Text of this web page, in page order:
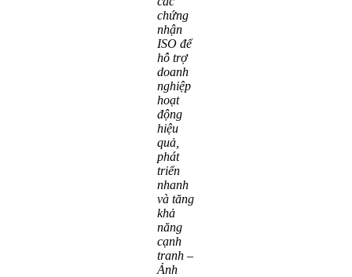
chứng
nhận
ISO để
hỗ trợ
doanh
nghiệp
hoạt
động
hiệu
quả,
phát
triển
nhanh
và tăng
khả
năng
cạnh
tranh –
Ảnh